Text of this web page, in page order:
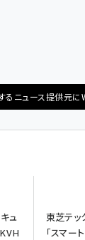
るニュース提供元
ュ
東芝テッ
「スマー